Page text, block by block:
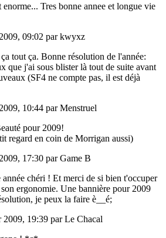
Tres bonne annee et longue vie
09:02 par kwyxz
tout ça. Bonne résolution de l'année:
que j'ai sous blister là tout de suite avant
(SF4 ne compte pas, il est déjà
10:44 par Menstruel
pour 2009!
regard en coin de Morrigan aussi)
17:30 par Game B
année chéri ! Et merci de si bien t'occuper
ergonomie. Une bannière pour 2009
je peux la faire è__é;
19:39 par Le Chacal